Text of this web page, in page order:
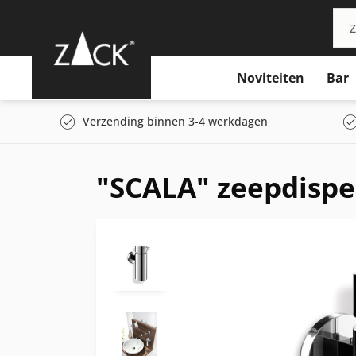
Noviteiten Bar
Verzending binnen 3-4 werkdagen
"SCALA"